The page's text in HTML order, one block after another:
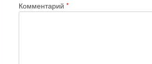
Комментарий *